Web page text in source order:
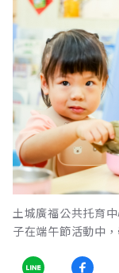
土城廣福公共托育
子在端午節活動中